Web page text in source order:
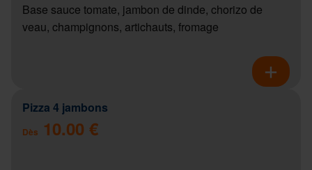
Base sauce tomate, jambon de dinde, chorizo de
veau, champignons, artichauts, fromage
Pizza 4 jambons
Dès 10.00 €